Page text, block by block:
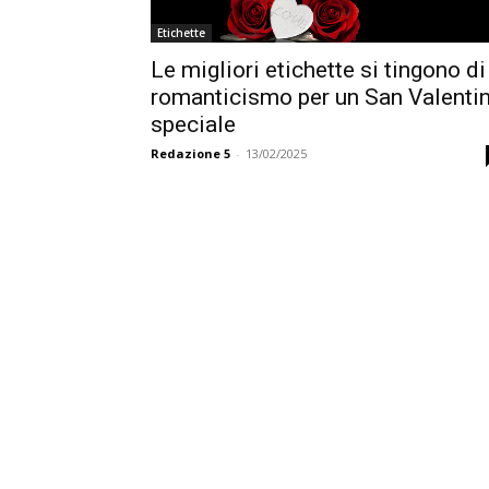
Etichette
Le migliori etichette si tingono di
romanticismo per un San
speciale
Redazione 5 - 13/02/2025